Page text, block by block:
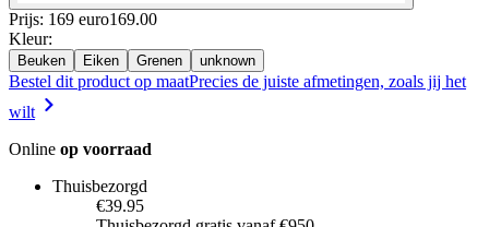
Prijs: 169 euro169.00
Kleur:
Beuken Eiken Grenen unknown
Bestel dit product op maatPrecies de juiste afmetingen, zoals jij het
wilt
Online op voorraad
Thuisbezorgd
€39.95